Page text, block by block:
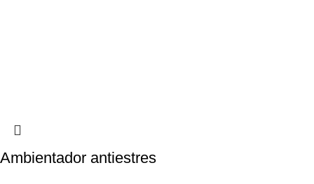
Ambientador antiestres